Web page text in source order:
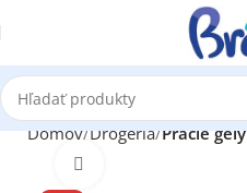
Domov Drogéria Pracie gély